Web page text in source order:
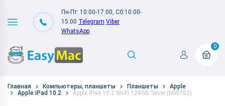
Пн-Пт: 10:00-17:00, Сб:10:00-
15:00 Telegram Viber
WhatsApp
0
Главная Компьютеры, планшеты Планшеты
Apple
Apple iPad 10.2
Apple iPad 10.2 Wi-Fi 128GB Silver (MW782)